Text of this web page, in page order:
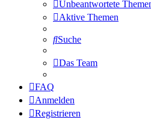
Unbeantwortete
Aktive Themen
Suche
Das Team
FAQ
Anmelden
Registrieren